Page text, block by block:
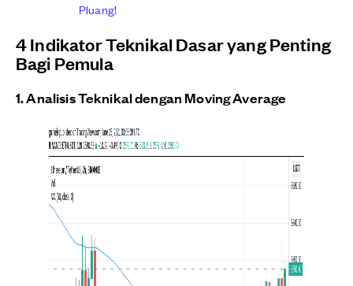
Pluang!
4 Indikator Teknikal Dasar yang Penting
Bagi Pemula
1. Analisis Teknikal dengan Moving Average